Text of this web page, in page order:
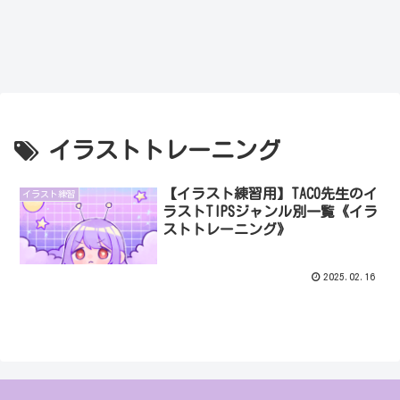
イラストトレーニング
イラスト練習
【イラスト練習用】TACO先生のイ
ラストTIPSジャンル別一覧《イラ
ストトレーニング》
2025.02.16